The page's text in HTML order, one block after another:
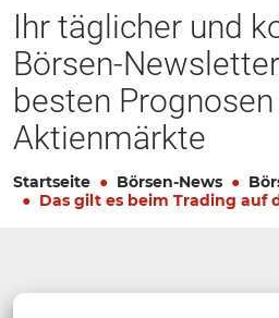
Ihr täglicher und
Börsen-
besten
Aktienmärkte
Startseite Börsen-News
Das gilt es beim Trading auf